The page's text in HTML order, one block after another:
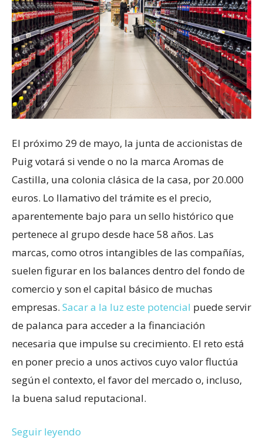
El próximo 29 de mayo, la junta de accionistas de
Puig votará si vende o no la marca Aromas de
Castilla, una colonia clásica de la casa, por 20.000
euros. Lo llamativo del trámite es el precio,
aparentemente bajo para un sello histórico que
pertenece al grupo desde hace 58 años. Las
marcas, como otros intangibles de las compañías,
suelen figurar en los balances dentro del fondo de
comercio y son el capital básico de muchas
empresas. Sacar a la luz este potencial puede servir
de palanca para acceder a la financiación
necesaria que impulse su crecimiento. El reto está
en poner precio a unos activos cuyo valor fluctúa
según el contexto, el favor del mercado o, incluso,
la buena salud reputacional.
Seguir leyendo